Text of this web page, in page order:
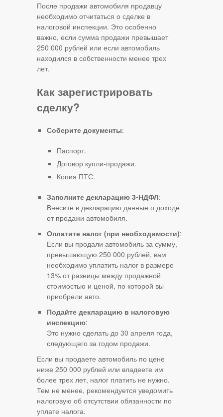
После продажи автомобиля продавцу
необходимо отчитаться о сделке в
налоговой инспекции. Это особенно
важно, если сумма продажи превышает
250 000 рублей или если автомобиль
находился в собственности менее трех
лет.
Как зарегистрировать
сделку?
Соберите документы:
Паспорт.
Договор купли-продажи.
Копия ПТС.
Заполните декларацию 3-НДФЛ:
Внесите в декларацию данные о доходе
от продажи автомобиля.
Оплатите налог (при необходимости):
Если вы продали автомобиль за сумму,
превышающую 250 000 рублей, вам
необходимо уплатить налог в размере
13% от разницы между продажной
стоимостью и ценой, по которой вы
приобрели авто.
Подайте декларацию в налоговую
инспекцию:
Это нужно сделать до 30 апреля года,
следующего за годом продажи.
Если вы продаете автомобиль по цене
ниже 250 000 рублей или владеете им
более трех лет, налог платить не нужно.
Тем не менее, рекомендуется уведомить
налоговую об отсутствии обязанности по
уплате налога.